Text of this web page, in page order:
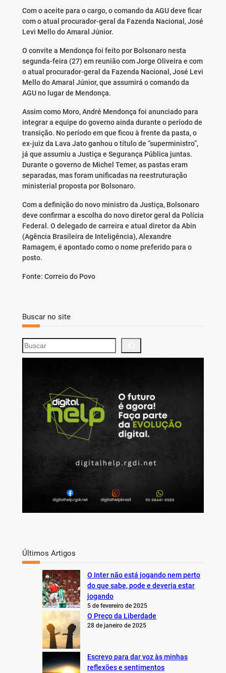
Com o aceite para o cargo, o comando da AGU deve ficar
com o atual procurador-geral da Fazenda Nacional, José
Levi Mello do Amaral Júnior.
O convite a Mendonça foi feito por Bolsonaro nesta
segunda-feira (27) em reunião com Jorge Oliveira e com
o atual procurador-geral da Fazenda Nacional, José Levi
Mello do Amaral Júnior, que assumirá o comando da
AGU no lugar de Mendonça.
Assim como Moro, André Mendonça foi anunciado para
integrar a equipe do governo ainda durante o período de
transição. No período em que ficou à frente da pasta, o
ex-juiz da Lava Jato ganhou o título de “superministro”,
já que assumiu a Justiça e Segurança Pública juntas.
Durante o governo de Michel Temer, as pastas eram
separadas, mas foram unificadas na reestruturação
ministerial proposta por Bolsonaro.
Com a definição do novo ministro da Justiça, Bolsonaro
deve confirmar a escolha do novo diretor geral da Polícia
Federal. O delegado de carreira e atual diretor da Abin
(Agência Brasileira de Inteligência), Alexandre
Ramagem, é apontado como o nome preferido para o
posto.
Fonte: Correio do Povo
Buscar no site
S
e
Últimos Artigos
O Inter não está jogando nem perto
do que sabe, pode e deveria estar
jogando
5 de fevereiro de 2025
O Preço da Liberdade
28 de janeiro de 2025
Escrevo para dar voz às minhas
reflexões e sentimentos